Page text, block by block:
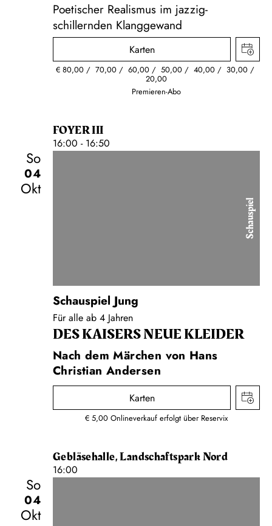
Poetischer Realismus im jazzig-
schillernden Klanggewand
Karten
€ 80,00 70,00 60,00 50,00 40,00 30,00
20,00
Premieren-Abo
FOYER III
16:00 - 16:50
So
04
Okt
Schauspiel
Schauspiel Jung
Für alle ab 4 Jahren
DES KAISERS NEUE KLEIDER
Nach dem Märchen von Hans
Christian Andersen
Karten
€ 5,00 Onlineverkauf erfolgt über Reservix
Gebläsehalle, Landschaftspark Nord
16:00
So
04
Okt